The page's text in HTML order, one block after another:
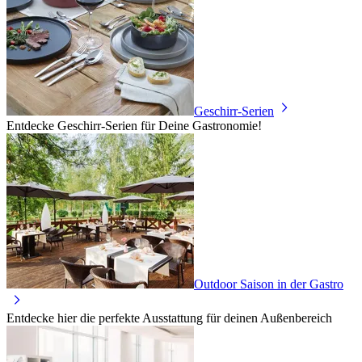
Geschirr-Serien
Entdecke Geschirr-Serien für Deine Gastronomie!
Outdoor Saison in der Gastro
Entdecke hier die perfekte Ausstattung für deinen Außenbereich